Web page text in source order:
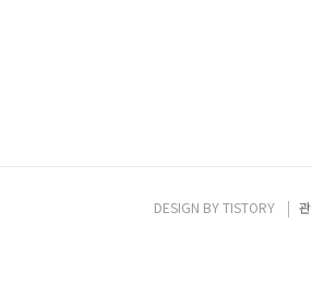
DESIGN BYTISTORY